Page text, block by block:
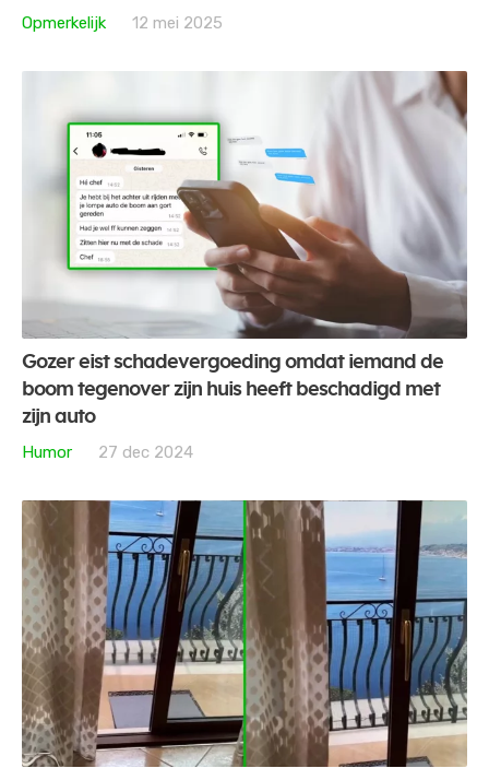
Opmerkelijk 12 mei 2025
Gozer eist schadevergoeding omdat iemand de
boom tegenover zijn huis heeft beschadigd met
zijn auto
Humor
27 dec 2024